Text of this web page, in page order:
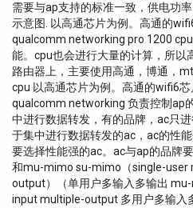
需要与ap支持的标准一致，供电功
示意图. 以高通芯片为例。高通的
qualcomm networking pro 1200
能。cpu也会进行大量的计算，所以
路由器上，主要使用高通，博通，
cpu 以高通芯片为例。高通的wifi6
qualcomm networking 负责控制ap
中进行数据转发，有的品牌，ac只
于集中进行数据转发的ac，ac的性
要选择性能强的ac。ac与ap的品牌
和mu-mimo su-mimo（single-
output）（单用户多输入多输出
input multiple-output 多用户多输入